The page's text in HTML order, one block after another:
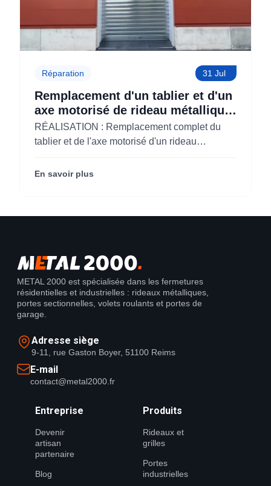
Réparation 31 Jul
Remplacement d'un tablier et d'un
axe motorisé de rideau métallique
pour M'CHADAL (Optical Center)
(95)
RÉALISATION : Remplacement complet du
tablier et de l'axe motorisé d'un rideau
Center) (95290).
En savoir plus
METAL 2000 est spécialisée dans les fermetures
résidentielles et industrielles : rideaux métalliques,
portes sectionnelles, volets roulants et portes de
garage.
Adresse siège
9-11, rue Gaston Boyer, 51100 Reims
E-mail
contact@metal2000.fr
Entreprise
Devenir
artisan
partenaire
Blog
Produits
Rideaux et
grilles
Portes
industrielles